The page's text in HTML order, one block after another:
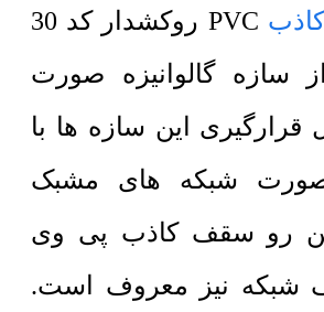
PVC روکشدار کد 30
سازه گالوانیزه صورت
قرارگیری این سازه ها با
صورت شبکه های مشبک
رو سقف کاذب پی وی
نیز معروف است.